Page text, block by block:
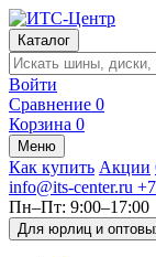
Каталог
Войти
Сравнение 0
Корзина 0
Меню
Как купить Акции
info@its-center.ru
Пн–Пт: 9:00–17:00
Для юрлиц и